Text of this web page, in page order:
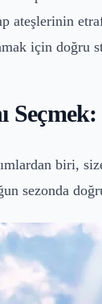
ateşlerinin
için doğru
biri,
sezonda